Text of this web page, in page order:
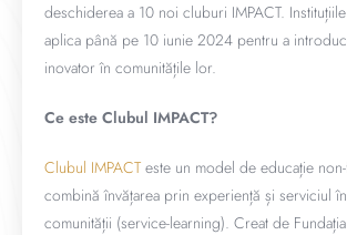
deschiderea a 10 noi cluburi IMPACT.
aplica până pe 10 iunie 2024 pentru a
inovator în comunitățile lor.
Ce este Clubul IMPACT?
Clubul IMPACT este un model de educație
combină învățarea prin experiență și serviciul
comunității (service-learning). Creat de